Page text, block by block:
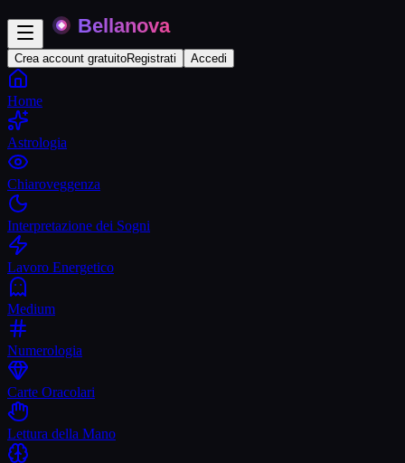
Crea account gratuitoRegistrati Accedi
Home
Astrologia
Chiaroveggenza
Interpretazione dei Sogni
Lavoro Energetico
Medium
Numerologia
Carte Oracolari
Lettura della Mano